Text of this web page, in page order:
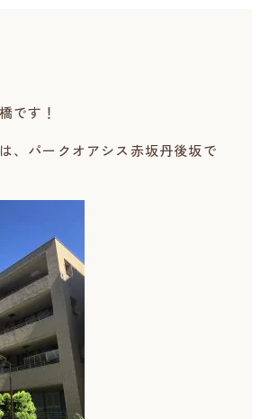
です！
、パークオアシス赤坂丹後坂で